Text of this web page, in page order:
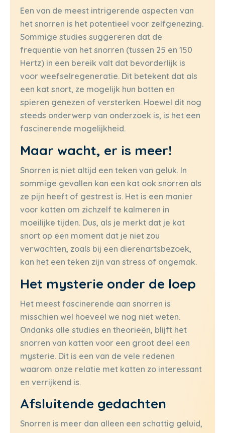
Een van de meest intrigerende aspecten van
het snorren is het potentieel voor zelfgenezing.
Sommige studies suggereren dat de
frequentie van het snorren (tussen 25 en 150
Hertz) in een bereik valt dat bevorderlijk is
voor weefselregeneratie. Dit betekent dat als
een kat snort, ze mogelijk hun botten en
spieren genezen of versterken. Hoewel dit nog
steeds onderwerp van onderzoek is, is het een
fascinerende mogelijkheid.
Maar wacht, er is meer!
Snorren is niet altijd een teken van geluk. In
sommige gevallen kan een kat ook snorren als
ze pijn heeft of gestrest is. Het is een manier
voor katten om zichzelf te kalmeren in
moeilijke tijden. Dus, als je merkt dat je kat
snort op een moment dat je niet zou
verwachten, zoals bij een dierenartsbezoek,
kan het een teken zijn van stress of ongemak.
Het mysterie onder de loep
Het meest fascinerende aan snorren is
misschien wel hoeveel we nog niet weten.
Ondanks alle studies en theorieën, blijft het
snorren van katten voor een groot deel een
mysterie. Dit is een van de vele redenen
waarom onze relatie met katten zo interessant
en verrijkend is.
Afsluitende gedachten
Snorren is meer dan alleen een schattig geluid,